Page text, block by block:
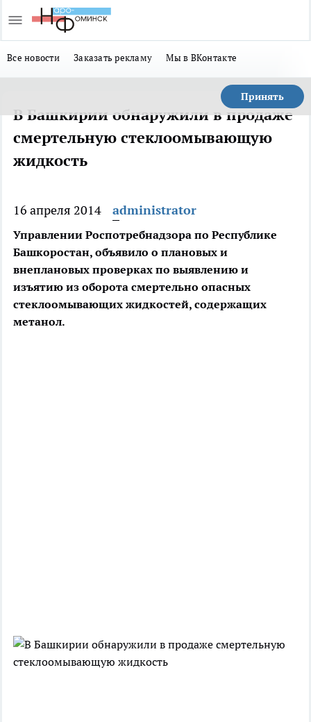
Все новости Заказать рекламу Мы в ВКонтакте
Принять
В Башкирии обнаружили в продаже
смертельную стеклоомывающую
жидкость
16 апреля 2014 administrator
Управлении Роспотребнадзора по Республике
Башкоростан, объявило о плановых и
внеплановых проверках по выявлению и
изъятию из оборота смертельно опасных
стеклоомывающих жидкостей, содержащих
метанол.